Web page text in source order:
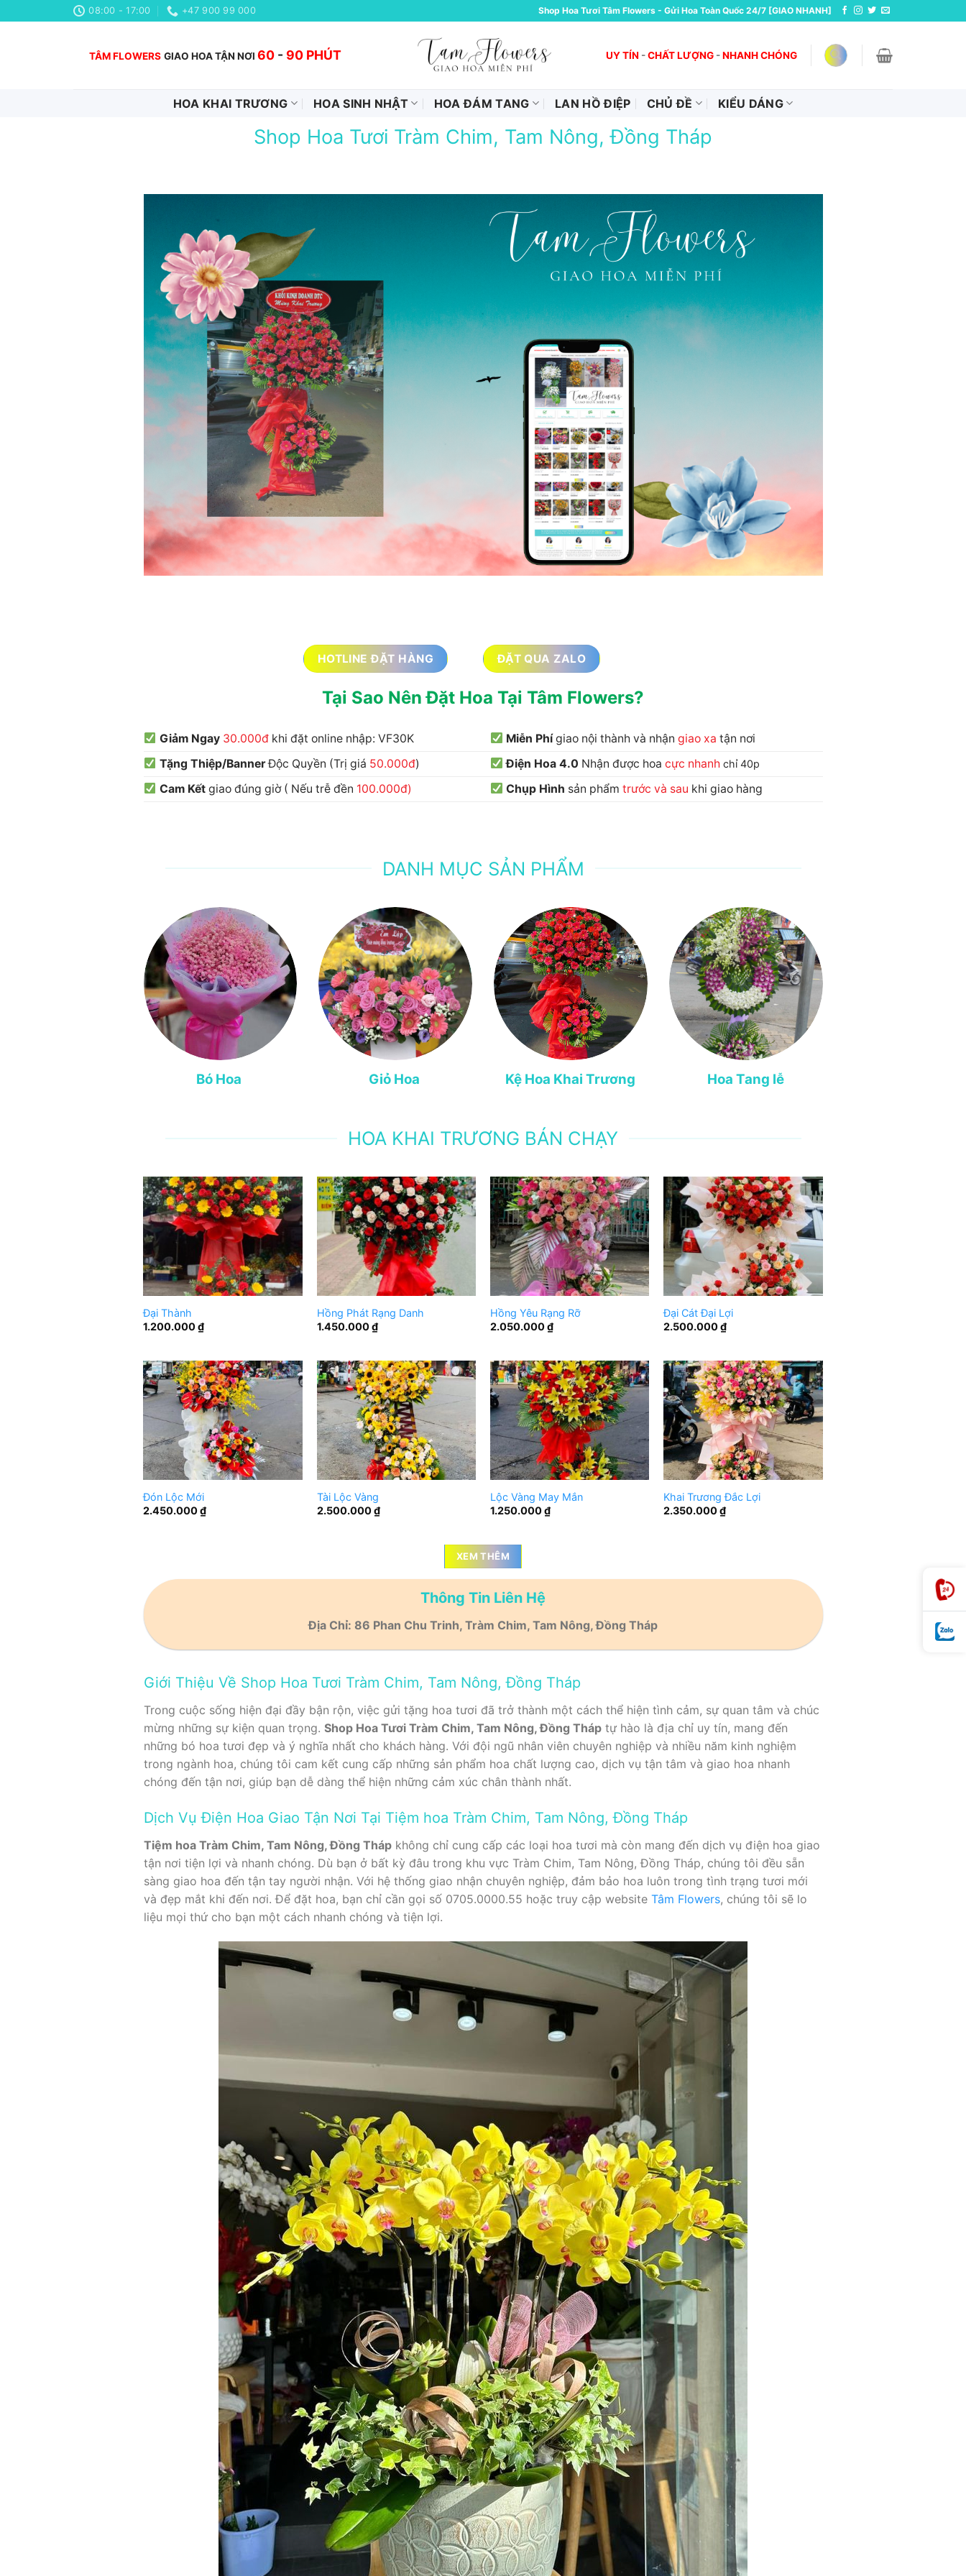
đến
08:00 - 17:00 +47 900 99 000 Shop Hoa Tươi Tâm Flowers - Gửi Hoa Toàn Quốc 24/7 [GIAO NHANH]
TÂM FLOWERS GIAO HOA TẬN NƠI 60 - 90 PHÚT UY TÍN -CHẤT LƯỢNG -NHANH CHÓNG
HOA KHAI TRƯƠNG HOA SINH NHẬT HOA ĐÁM TANG LAN HỒ ĐIỆP CHỦ ĐỀ KIỂU DÁNG
Shop Hoa Tươi Tràm Chim, Tam Nông, Đồng Tháp
HOTLINE ĐẶT HÀNG ĐẶT QUA ZALO
Tại Sao Nên Đặt Hoa Tại Tâm Flowers?
Giảm Ngay 30.000đkhi đặt online nhập: VF30K Miễn Phígiao nội thành và nhận giao xa tận nơi
Tặng Thiệp/BannerĐộc Quyền (Trị giá 50.000đ) Điện Hoa 4.0 Nhận được hoa cực nhanh chỉ 40p
Cam Kếtgiao đúng giờ ( Nếu trễ đền 100.000đ) Chụp Hình sản phẩm trước và sau khi giao hàng
DANH MỤC SẢN PHẨM
Bó Hoa Giỏ Hoa Kệ Hoa Khai Trương Hoa Tang lễ
HOA KHAI TRƯƠNG BÁN CHẠY
Đại Thành
1.200.000₫
Hồng Phát Rạng Danh
1.450.000₫
Hồng Yêu Rạng Rỡ
2.050.000₫
Đại Cát Đại Lợi
2.500.000₫
Đón Lộc Mới
2.450.000₫
Tài Lộc Vàng
2.500.000₫
Lộc Vàng May Mắn
1.250.000₫
Khai Trương Đắc Lợi
2.350.000₫
XEM THÊM
Thông Tin Liên Hệ
Địa Chỉ: 86 Phan Chu Trinh, Tràm Chim, Tam Nông, Đồng Tháp
Giới Thiệu Về Shop Hoa Tươi Tràm Chim, Tam Nông, Đồng Tháp
Trong cuộc sống hiện đại đầy bận rộn, việc gửi tặng hoa tươi đã trở thành một cách thể hiện tình cảm, sự quan tâm và chúc
mừng những sự kiện quan trọng. Shop Hoa Tươi Tràm Chim, Tam Nông, Đồng Tháptự hào là địa chỉ uy tín, mang đến
những bó hoa tươi đẹp và ý nghĩa nhất cho khách hàng. Với đội ngũ nhân viên chuyên nghiệp và nhiều năm kinh nghiệm
trong ngành hoa, chúng tôi cam kết cung cấp những sản phẩm hoa chất lượng cao, dịch vụ tận tâm và giao hoa nhanh
chóng đến tận nơi, giúp bạn dễ dàng thể hiện những cảm xúc chân thành nhất.
Dịch Vụ Điện Hoa Giao Tận Nơi Tại Tiệm hoa Tràm Chim, Tam Nông, Đồng Tháp
Tiệm hoa Tràm Chim, Tam Nông, Đồng Thápkhông chỉ cung cấp các loại hoa tươi mà còn mang đến dịch vụ điện hoa giao
tận nơi tiện lợi và nhanh chóng. Dù bạn ở bất kỳ đâu trong khu vực Tràm Chim, Tam Nông, Đồng Tháp, chúng tôi đều sẵn
sàng giao hoa đến tận tay người nhận. Với hệ thống giao nhận chuyên nghiệp, đảm bảo hoa luôn trong tình trạng tươi mới
và đẹp mắt khi đến nơi. Để đặt hoa, bạn chỉ cần gọi số 0705.0000.55 hoặc truy cập website Tâm Flowers, chúng tôi sẽ lo
liệu mọi thứ cho bạn một cách nhanh chóng và tiện lợi.